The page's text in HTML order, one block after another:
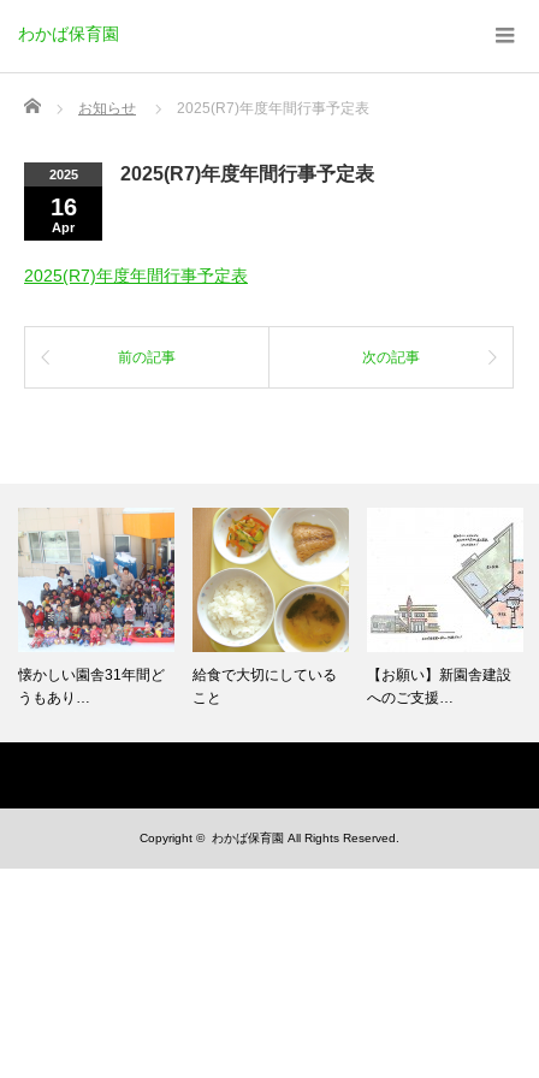
わかば保育園
Home お知らせ 2025(R7)年度年間行事予定表
2025
16
Apr
2025(R7)年度年間行事予定表
2025(R7)年度年間行事予定表
前の記事 次の記事
懐かしい園舎31年間ど
うもあり…
給食で大切にしている
こと
【お願い】新園舎建設
へのご支援…
Copyright © わかば保育園 All Rights Reserved.